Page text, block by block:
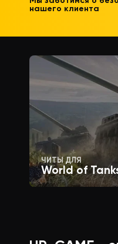
нашего клиента
ЧИТЫ ДЛЯ
World of